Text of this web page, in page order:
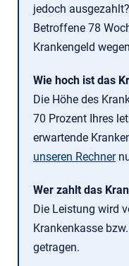
jedoch
Betroffene 78
Krankengeld
Wie hoch ist das
Die Höhe des
70 Prozent Ihres
erwartende
unseren Rechner
Wer zahlt das
Die Leistung wird
Krankenkasse bzw.
getragen.